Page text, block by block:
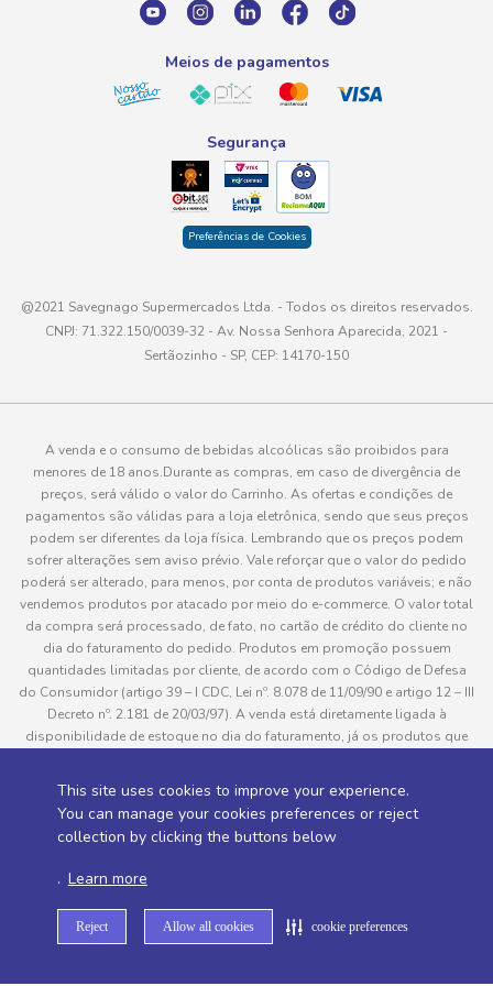
This site uses cookies to improve your experience.
You can manage your cookies preferences or reject
collection by clicking the buttons below
. Learn more
Reject Allow all cookies cookie preferences
atendimento@savegnago.com.br
Meios de pagamentos
Segurança
Preferências de Cookies
@2021 Savegnago Supermercados Ltda. - Todos os direitos reservados.
CNPJ: 71.322.150/0039-32 - Av. Nossa Senhora Aparecida, 2021 -
Sertãozinho - SP, CEP: 14170-150
A venda e o consumo de bebidas alcoólicas são proibidos para
menores de 18 anos.Durante as compras, em caso de divergência de
preços, será válido o valor do Carrinho. As ofertas e condições de
pagamentos são válidas para a loja eletrônica, sendo que seus preços
podem ser diferentes da loja física. Lembrando que os preços podem
sofrer alterações sem aviso prévio. Vale reforçar que o valor do pedido
poderá ser alterado, para menos, por conta de produtos variáveis; e não
vendemos produtos por atacado por meio do e-commerce. O valor total
da compra será processado, de fato, no cartão de crédito do cliente no
dia do faturamento do pedido. Produtos em promoção possuem
quantidades limitadas por cliente, de acordo com o Código de Defesa
do Consumidor (artigo 39 – I CDC, Lei nº. 8.078 de 11/09/90 e artigo 12 – III
Decreto nº. 2.181 de 20/03/97). A venda está diretamente ligada à
disponibilidade de estoque no dia do faturamento, já os produtos que
pedido do cliente, este não será entregue e o valor do item não será
cobrado. As fotos dos produtos no site são ilustrativas, podendo haver
divergência com o produto real e todos os pedidos estão sujeitos à
consultadas em “Política de Entregas”
Desenvolvido por